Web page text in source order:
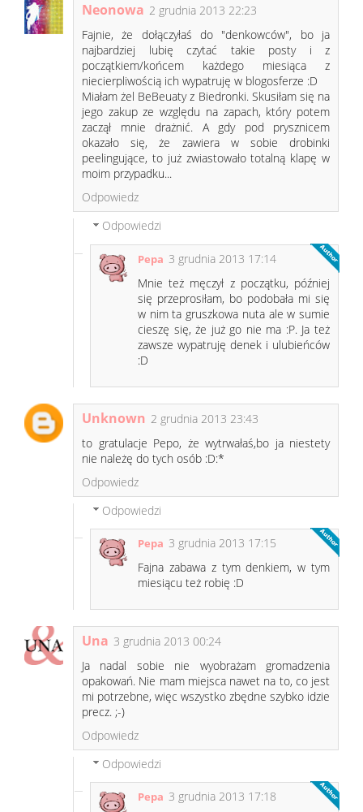
Neonowa 2 grudnia 2013 22:23
Fajnie, że dołączyłaś do "denkowców", bo ja
najbardziej lubię czytać takie posty i z
początkiem/końcem każdego miesiąca z
niecierpliwością ich wypatruję w blogosferze :D
Miałam żel BeBeuaty z Biedronki. Skusiłam się na
jego zakup ze względu na zapach, który potem
zaczął mnie drażnić. A gdy pod prysznicem
okazało się, że zawiera w sobie drobinki
peelingujące, to już zwiastowało totalną klapę w
moim przypadku...
Odpowiedz
Odpowiedzi
Pepa 3 grudnia 2013 17:14
Mnie też męczył z początku, później
się przeprosiłam, bo podobała mi się
w nim ta gruszkowa nuta ale w sumie
cieszę się, że już go nie ma :P. Ja też
zawsze wypatruję denek i ulubieńców
:D
Unknown 2 grudnia 2013 23:43
to gratulacje Pepo, że wytrwałaś,bo ja niestety
nie należę do tych osób :D:*
Odpowiedz
Odpowiedzi
Pepa 3 grudnia 2013 17:15
Fajna zabawa z tym denkiem, w tym
miesiącu też robię :D
Una 3 grudnia 2013 00:24
Ja nadal sobie nie wyobrażam gromadzenia
opakowań. Nie mam miejsca nawet na to, co jest
mi potrzebne, więc wszystko zbędne szybko idzie
precz. ;-)
Odpowiedz
Odpowiedzi
Pepa 3 grudnia 2013 17:18